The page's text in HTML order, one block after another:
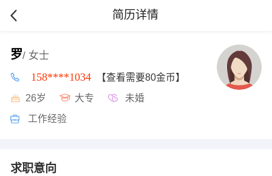
简历详情
罗/ 女士
158****1034 【查看需要80金币】
26岁 大专 未婚
工作经验
求职意向